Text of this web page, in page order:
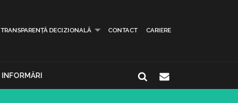
TRANSPARENȚĂ DECIZIONALĂ CONTACT CARIERE
INFORMĂRI